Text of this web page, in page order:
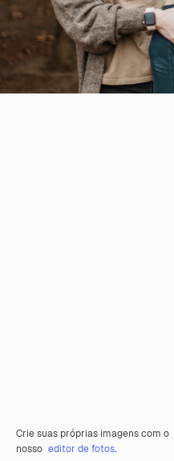
Crie suas próprias imagens com o
nosso editor de fotos.